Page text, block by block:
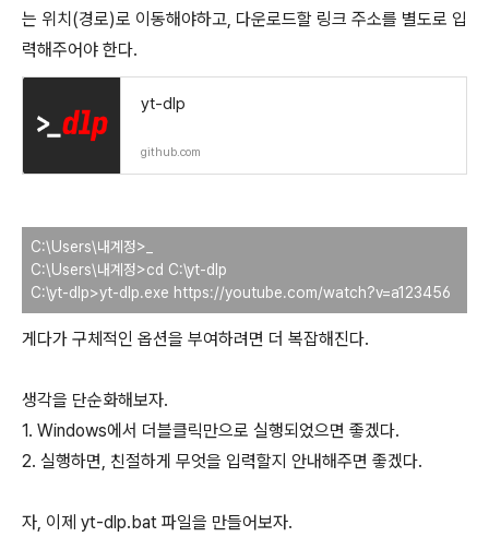
는 위치(경로)로 이동해야하고, 다운로드할 링크 주소를 별도로 입
력해주어야 한다.
yt-dlp
github.com
C:\Users\내계정>_
C:\Users\내계정>cd C:\yt-dlp
C:\yt-dlp>yt-dlp.exe https://youtube.com/watch?v=a123456
게다가 구체적인 옵션을 부여하려면 더 복잡해진다.
생각을 단순화해보자.
1. Windows에서 더블클릭만으로 실행되었으면 좋겠다.
2. 실행하면, 친절하게 무엇을 입력할지 안내해주면 좋겠다.
자, 이제 yt-dlp.bat 파일을 만들어보자.